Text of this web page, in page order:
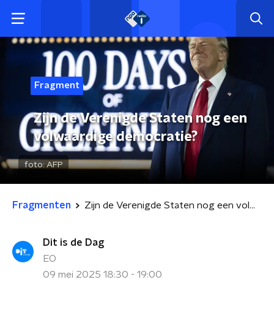
Fragment
Zijn de Verenigde Staten nog een
volwaardige democratie?
foto:AFP
Fragmenten Zijn de Verenigde Staten nog een volwaardige democratie?
Dit is de Dag
EO
09 mei 2025 18:30 - 19:00